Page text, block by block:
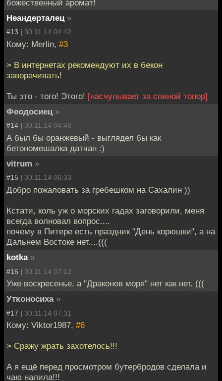
божественный аромат!
Неандерталец »
#13 | 30.11.14 04:42
Кому: Merlin, #3
> В интернетах рекомендуют их в бекон
заворачивать!
Ты это - того! Этого! [насчупывает за спиной топор]
Феодосиец »
#14 | 30.11.14 04:48
А был бы оранжевый - выглядел бы как
бетономешалка датчан :)
vitrum »
#15 | 30.11.14 06:33
Добро пожаловать за гребешком на Сахалин ))
Кстати, коль уж о морских гадах заговорили, меня
всегда волновал вопрос....
почему в Питере есть праздник "День корюшки", а на
Дальнем Востоке нет....(((
kotka »
#16 | 30.11.14 07:12
Уже воскресенье, а "Драконов моря" нет как нет. (((
Утконосиха »
#17 | 30.11.14 07:31
Кому: Viktor1987, #6
> Сражу жрать захотелось!!!
А я ещё перед просмотром бутербродов сделала и
чаю налила!!!